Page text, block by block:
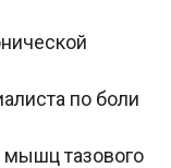
по боли
мышц тазового